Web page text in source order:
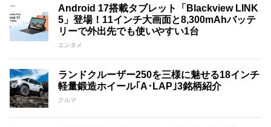
Android 17搭載タブレット「Blackview LINK
5」登場！11インチ大画面と8,300mAhバッテ
リーで外出先でも使いやすい1台
エンタメ
ランドクルーザー250を三様に魅せる18インチ
軽量鍛造ホイール｢A･LAP｣3銘柄紹介
クルマ